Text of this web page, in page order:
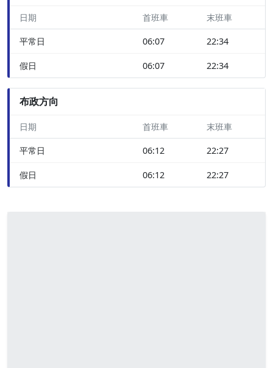
日期 首班車 末班車
平常日 06:07 22:34
假日 06:07 22:34
布政方向
日期 首班車 末班車
平常日 06:12 22:27
假日 06:12 22:27